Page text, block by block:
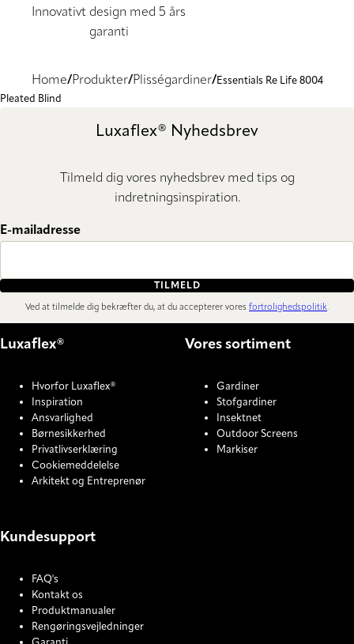
Innovativt design med 5 års
garanti
Home Produkter Plisségardiner
Essentials Re Life 8004
Pleated Blind
Luxaflex® Nyhedsbrev
Tilmeld dig vores nyhedsbrev med tips og
indretningsinspiration.
E-mailadresse
TILMELD
Ved at tilmelde dig bekræfter du, at du accepterer vores fortrolighedspolitik.
Luxaflex®
Hvorfor Luxaflex®
Inspiration
Ansvarlighed
Børnesikkerhed
Privatlivserklæring
Cookiemeddelelse
Arkitekt og Entreprenør
Vores sortiment
Gardiner
Stofgardiner
Insektnet
Outdoor Screens
Markiser
Kundesupport
FAQ's
Kontakt os
Produktmanualer
Rengøringsvejledninger